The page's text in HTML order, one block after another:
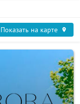
Показать на карте